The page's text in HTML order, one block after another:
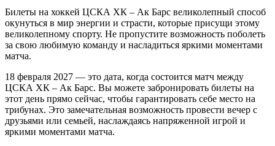
Билеты на хоккей ЦСКА ХК – Ак Барс великолепный способ
окунуться в мир энергии и страсти, которые присущи этому
великолепному спорту. Не пропустите возможность поболеть
за свою любимую команду и насладиться яркими моментами
матча.
18 февраля 2027 — это дата, когда состоится матч между
ЦСКА ХК – Ак Барс. Вы можете забронировать билеты на
этот день прямо сейчас, чтобы гарантировать себе место на
трибунах. Это замечательная возможность провести вечер с
друзьями или семьей, наслаждаясь напряженной игрой и
яркими моментами матча.